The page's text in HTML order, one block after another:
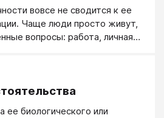
вовсе не сводится к ее
Чаще люди просто живут,
вопросы: работа, личная
ее биологического или